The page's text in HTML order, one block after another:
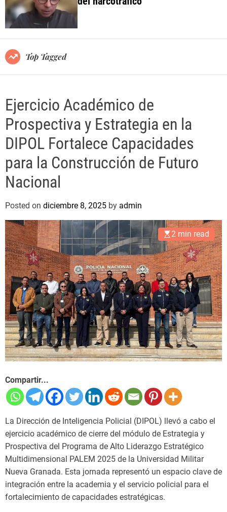
o
e
Top Tagged
Ejercicio Académico de
Prospectiva y Estrategia en la
DIPOL Fortalece Capacidades
para la Construcción de Futuro
Nacional
Posted on diciembre 8, 2025 by admin
2 min read
Compartir...
La Dirección de Inteligencia Policial (DIPOL) llevó a cabo el
ejercicio académico de cierre del módulo de Estrategia y
Prospectiva del Programa de Alto Liderazgo Estratégico
Multidimensional PALEM 2025 de la Universidad Militar
Nueva Granada. Esta jornada representó un espacio clave de
integración entre la academia y el servicio policial para el
fortalecimiento de capacidades estratégicas.